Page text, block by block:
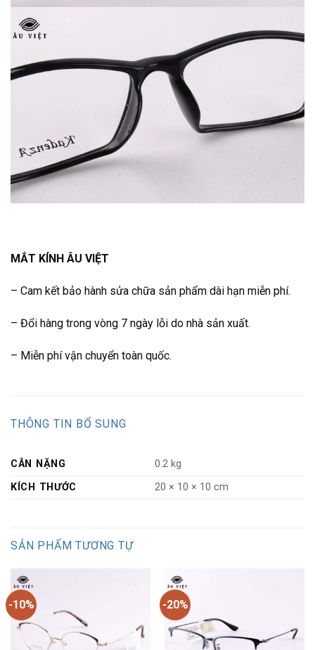
MẮT KÍNH ÂU VIỆT
– Cam kết bảo hành sửa chữa sản phẩm dài hạn miễn phí.
– Đổi hàng trong vòng 7 ngày lỗi do nhà sản xuất.
– Miễn phí vận chuyển toàn quốc.
THÔNG TIN BỔ SUNG
CÂN NẶNG
0.2 kg
KÍCH THƯỚC
20 × 10 × 10 cm
SẢN PHẨM TƯƠNG TỰ
-10% -20%